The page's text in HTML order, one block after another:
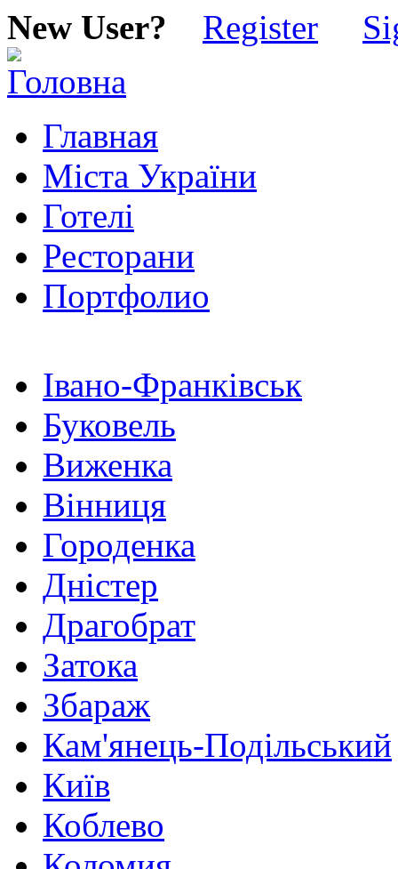
New User? Register
Главная
Міста України
Готелі
Ресторани
Портфолио
Івано-Франківськ
Буковель
Виженка
Вінниця
Городенка
Дністер
Драгобрат
Затока
Збараж
Кам'янець-Подільський
Київ
Коблево